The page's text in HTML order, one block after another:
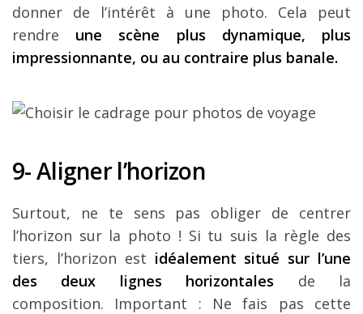
donner de l’intérêt à une photo. Cela peut
rendre une scène plus dynamique, plus
impressionnante, ou au contraire plus banale.
9- Aligner l’horizon
Surtout, ne te sens pas obliger de centrer
l’horizon sur la photo ! Si tu suis la règle des
tiers, l’horizon est idéalement situé sur l’une
des deux lignes horizontales de la
composition. Important : Ne fais pas cette